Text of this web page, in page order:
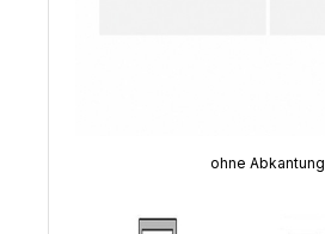
ohne Abkantung